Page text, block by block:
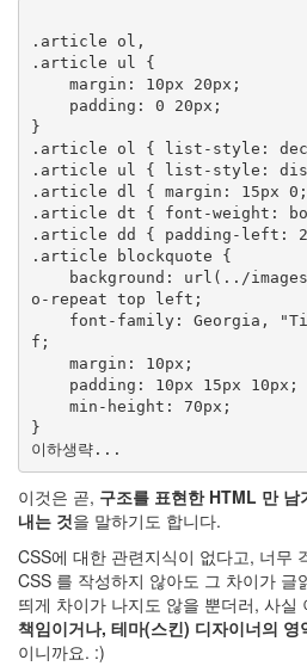
.article ol,
.article ul {
}
.article ol { list-style:
.article ul { list-style:
.article dl { margin: 15px
.article dt { font-weight:
.article dd { padding-left:
.article blockquote {
o-repeat top left;
f;
}
이것은 곧, 구조를 표현한 HTML 만 남
내는 것을 말하기도 합니다.
CSS에 대한 관련지식이 없다고, 너무
CSS 를 작성하지 않아도 그 차이가 글
띄게 차이가 나지도 않을 뿐더러, 사실
책임이거나, 테마(스킨) 디자이너의
이니까요. :)
Categories
635
Dtop
Shot
87
Wallpaper
19
Misc
forTextcube
9
forFoobar
C.note
98
Web
68
desktop
29
Diary
387
Link
2
forSteve